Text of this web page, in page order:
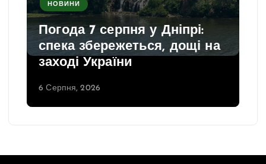
НОВИНИ
Погода 7 серпня у Дніпрі:
спека збережеться, дощі на
заході України
6 Серпня, 2026